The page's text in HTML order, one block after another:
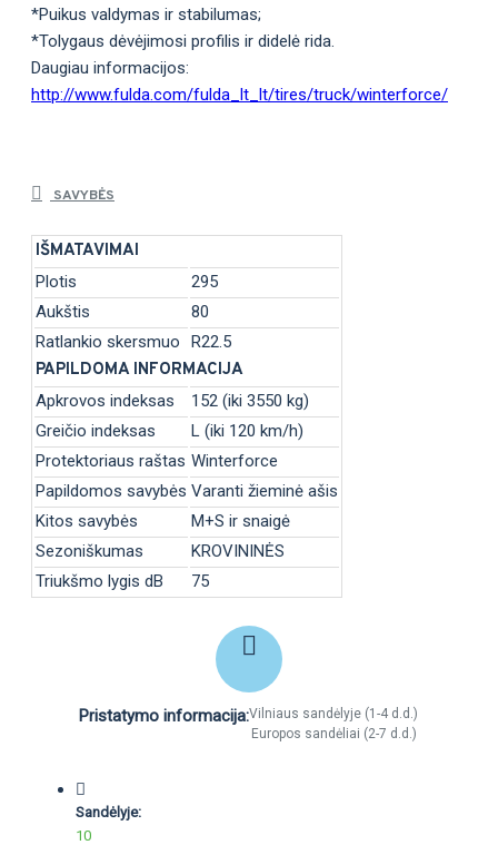
*Puikus valdymas ir stabilumas;
*Tolygaus dėvėjimosi profilis ir didelė rida.
Daugiau informacijos:
http://www.fulda.com/fulda_lt_lt/tires/truck/winterforce/
SAVYBĖS
IŠMATAVIMAI
Plotis
295
Aukštis
80
Ratlankio skersmuo
R22.5
PAPILDOMA INFORMACIJA
Apkrovos indeksas
152 (iki 3550 kg)
Greičio indeksas
L (iki 120 km/h)
Protektoriaus raštas Winterforce
Papildomos savybės Varanti žieminė ašis
Kitos savybės
M+S ir snaigė
Sezoniškumas
KROVININĖS
Triukšmo lygis dB
75
Pristatymo informacija:Vilniaus sandėlyje (1-4 d.d.)
Europos sandėliai (2-7 d.d.)
Sandėlyje:
10